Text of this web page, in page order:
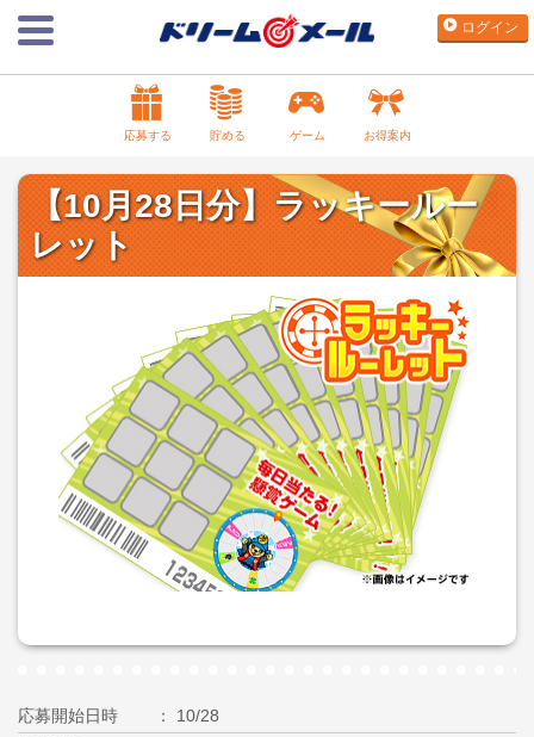
ログイン
応募する 貯める ゲーム お得案内
【10月28日分】ラッキールー
レット
応募開始日時
10/28